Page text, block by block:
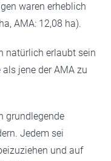
waren erheblich
AMA: 12,08 ha).
natürlich erlaubt sein
jene der AMA zu
grundlegende
Jedem sei
und auf